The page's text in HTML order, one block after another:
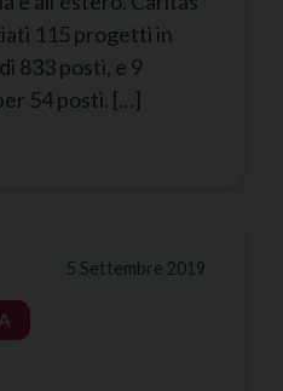
115 progetti in
833 posti, e 9
54 posti. […]
5 Settembre 2019